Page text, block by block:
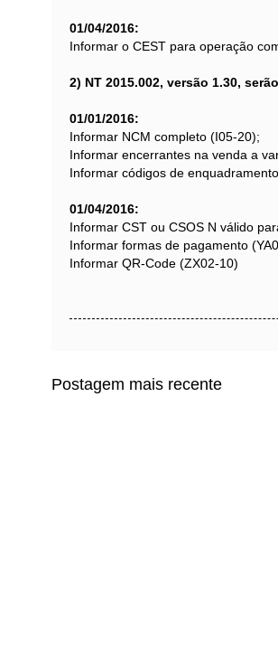
01/04/2016:
Informar o CEST para operação
2) NT 2015.002, versão 1.30,
01/01/2016:
Informar NCM completo (I05-20);
Informar encerrantes na venda a
Informar códigos de
01/04/2016:
Informar CST ou CSOS N válido
Informar formas de pagamento
Informar QR-Code (ZX02-10)
Postagem mais recente